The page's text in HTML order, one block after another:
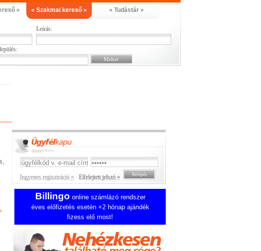
» « Szakmai kereső » « Tudástár »
Leírás:
Ingyenes regisztráció » Elfelejtett jelszó »
Billingo online számlázó rendszer
éves előfizetés esetén +2 hónap ajándék
fizess elő most!